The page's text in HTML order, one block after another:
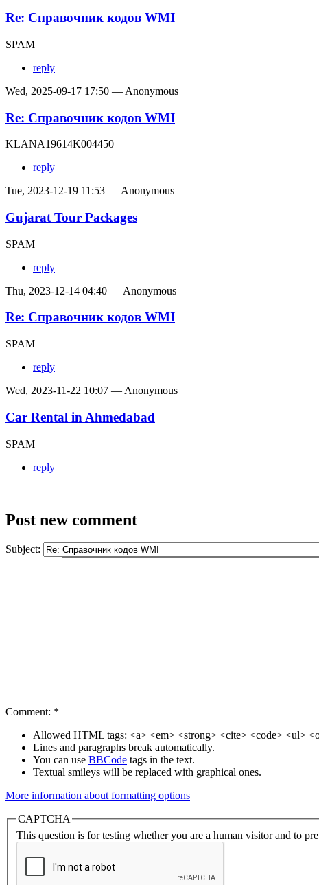
Re: Справочник кодов WMI
SPAM
reply
Wed, 2025-09-17 17:50 — Anonymous
Re: Справочник кодов WMI
KLANA19614K004450
reply
Tue, 2023-12-19 11:53 — Anonymous
Gujarat Tour Packages
SPAM
reply
Thu, 2023-12-14 04:40 — Anonymous
Re: Справочник кодов WMI
SPAM
reply
Wed, 2023-11-22 10:07 — Anonymous
Car Rental in Ahmedabad
SPAM
reply
Post new comment
Subject:
Comment: *
Allowed HTML tags: <a> <em> <strong> <cite> <code> <ul>
Lines and paragraphs break automatically.
You can use BBCode tags in the text.
Textual smileys will be replaced with graphical ones.
More information about formatting options
CAPTCHA
This question is for testing whether you are a human visitor and to